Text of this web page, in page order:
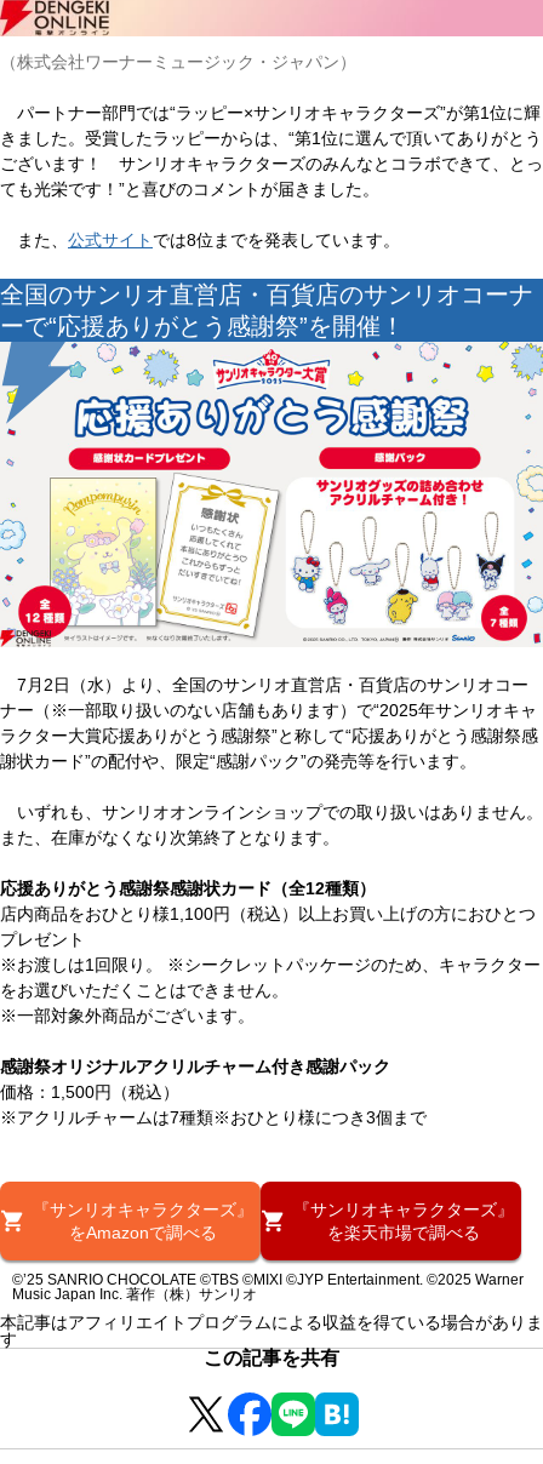
（株式会社ワーナーミュージック・ジャパン）
パートナー部門では“ラッピー×サンリオキャラクターズ”が第1位に輝
きました。受賞したラッピーからは、“第1位に選んで頂いてありがとう
ございます！ サンリオキャラクターズのみんなとコラボできて、とっ
ても光栄です！”と喜びのコメントが届きました。
また、 公式サイト では8位までを発表しています。
全国のサンリオ直営店・百貨店のサンリオコーナ
ーで“応援ありがとう感謝祭”を開催！
7月2日（水）より、全国のサンリオ直営店・百貨店のサンリオコー
ナー（※一部取り扱いのない店舗もあります）で“2025年サンリオキャ
ラクター大賞応援ありがとう感謝祭”と称して“応援ありがとう感謝祭感
謝状カード”の配付や、限定“感謝パック”の発売等を行います。
いずれも、サンリオオンラインショップでの取り扱いはありません。
また、在庫がなくなり次第終了となります。
応援ありがとう感謝祭感謝状カード（全12種類）
店内商品をおひとり様1,100円（税込）以上お買い上げの方におひとつ
プレゼント
※お渡しは1回限り。 ※シークレットパッケージのため、キャラクター
をお選びいただくことはできません。
※一部対象外商品がございます。
感謝祭オリジナルアクリルチャーム付き感謝パック
価格：1,500円（税込）
※アクリルチャームは7種類※おひとり様につき3個まで
『サンリオキャラクターズ』
をAmazonで調べる
『サンリオキャラクターズ』
を楽天市場で調べる
©’25 SANRIO CHOCOLATE ©TBS ©MIXI ©JYP Entertainment. ©2025 Warner
Music Japan Inc. 著作（株）サンリオ
本記事はアフィリエイトプログラムによる収益を得ている場合がありま
す
この記事を共有